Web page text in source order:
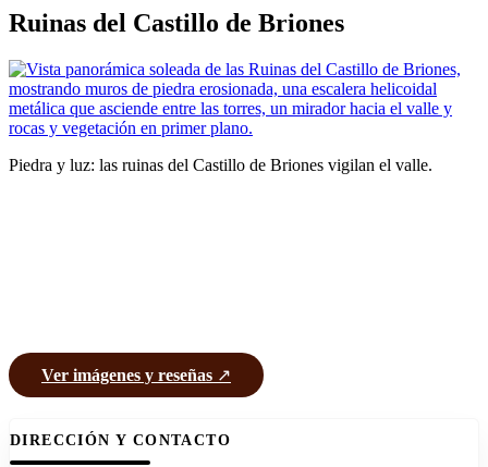
Ruinas del Castillo de Briones
Piedra y luz: las ruinas del Castillo de Briones vigilan el valle.
Ver imágenes y reseñas ↗
DIRECCIÓN Y CONTACTO